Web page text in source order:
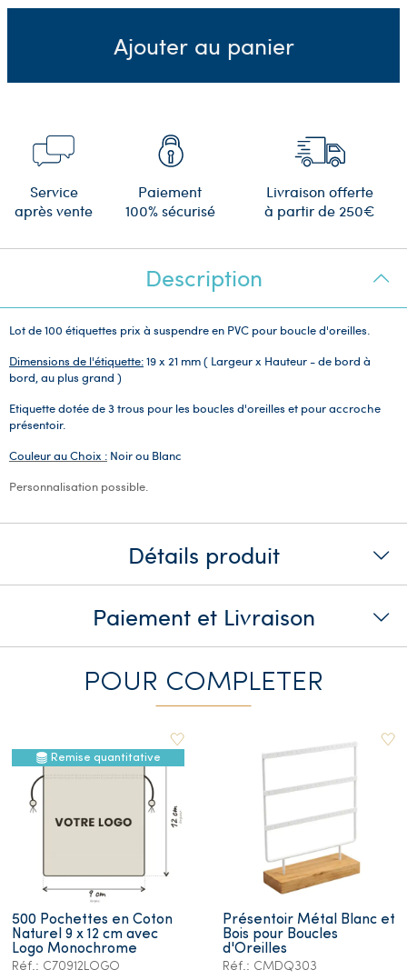
Ajouter au panier
Service
après vente
Paiement
100% sécurisé
Livraison offerte
à partir de 250€
Description
Lot de 100 étiquettes prix à suspendre en PVC pour boucle d'oreilles.
Dimensions de l'étiquette:19 x 21 mm ( Largeur x Hauteur - de bord à
bord, au plus grand )
Etiquette dotée de 3 trous pour les boucles d'oreilles et pour accroche
présentoir.
Couleur au Choix : Noir ou Blanc
Personnalisation possible.
Détails produit
Paiement et Livraison
POUR COMPLETER
Remise quantitative
500 Pochettes en Coton
Naturel 9 x 12 cm avec
Logo Monochrome
Réf.: C70912LOGO
Présentoir Métal Blanc et
Bois pour Boucles
d'Oreilles
Réf.: CMDQ303